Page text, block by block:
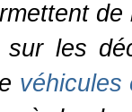
les
véhicules